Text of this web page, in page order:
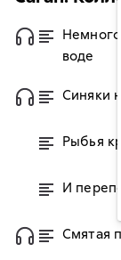
воде
Синяки
Рыбья
И
Смятая